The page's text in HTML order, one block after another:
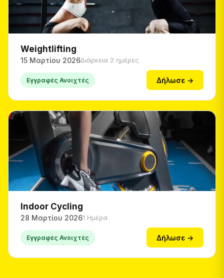
Weightlifting
15 Μαρτίου 2026Διάρκεια 2 ημέρες
Εγγραφές Ανοιχτές Δήλωσε →
Indoor Cycling
28 Μαρτίου 20261 Ημέρα
Εγγραφές Ανοιχτές Δήλωσε →